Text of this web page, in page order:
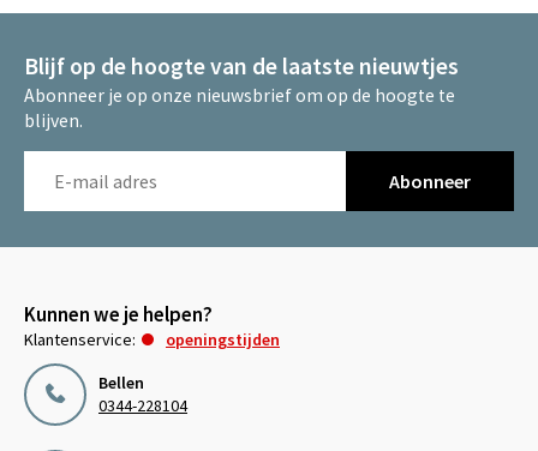
Blijf op de hoogte van de laatste nieuwtjes
Abonneer je op onze nieuwsbrief om op de hoogte te
blijven.
Abonneer
Kunnen we je helpen?
Klantenservice:
openingstijden
Bellen
0344-228104